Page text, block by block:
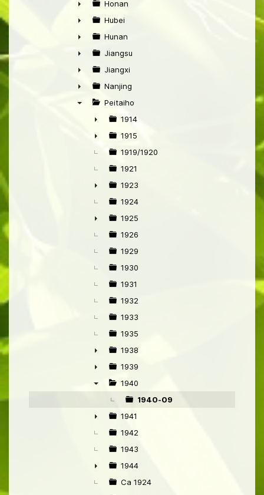
►
►
Honan
►
Hubei
►
Hunan
►
Jiangsu
►
Jiangxi
►
Nanjing
Peitaiho
►
1914
►
1915
1919/1920
1921
►
1923
1924
►
1925
1926
1929
1930
1931
1932
1933
1935
►
1938
►
1939
1940
1940-09
►
1941
1942
1943
►
1944
Ca 1924